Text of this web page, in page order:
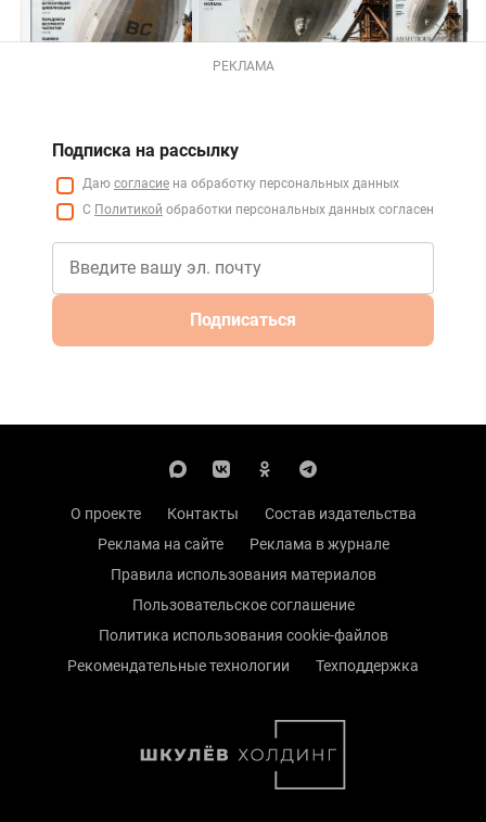
РЕКЛАМА
Подписка на рассылку
Даю согласие на обработку персональных данных
С Политикой обработки персональных данных согласен
Подписаться
О проекте Контакты
Состав издательства
Реклама на сайте
Реклама в журнале
Правила использования материалов
Пользовательское соглашение
Политика использования cookie-файлов
Рекомендательные технологии
Техподдержка